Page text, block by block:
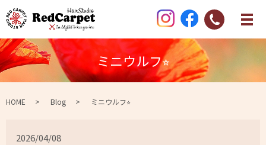
ミニウルフ⭐︎
HOME Blog ミニウルフ⭐︎
2026/04/08